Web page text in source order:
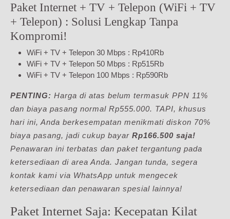
Paket Internet + TV + Telepon (WiFi + TV
+ Telepon) : Solusi Lengkap Tanpa
Kompromi!
WiFi + TV + Telepon 30 Mbps : Rp410Rb
WiFi + TV + Telepon 50 Mbps : Rp515Rb
WiFi + TV + Telepon 100 Mbps : Rp590Rb
PENTING: Harga di atas belum termasuk PPN 11%
dan biaya pasang normal Rp555.000. TAPI, khusus
hari ini, Anda berkesempatan menikmati diskon 70%
biaya pasang, jadi cukup bayar Rp166.500 saja!
Penawaran ini terbatas dan paket tergantung pada
ketersediaan di area Anda. Jangan tunda, segera
kontak kami via WhatsApp untuk mengecek
ketersediaan dan penawaran spesial lainnya!
Paket Internet Saja: Kecepatan Kilat